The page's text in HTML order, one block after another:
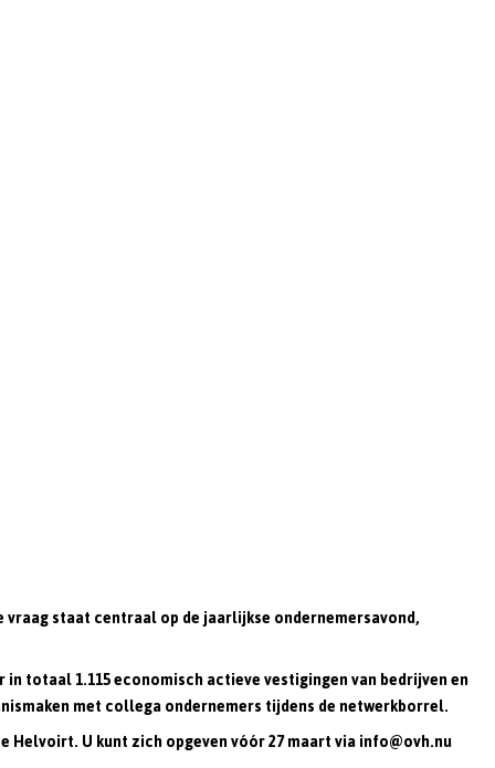
staat centraal op de jaarlijkse ondernemersavond,
totaal 1.115 economisch actieve vestigingen van bedrijven en
met collega ondernemers tijdens de netwerkborrel.
Helvoirt. U kunt zich opgeven vóór 27 maart via info@ovh.nu